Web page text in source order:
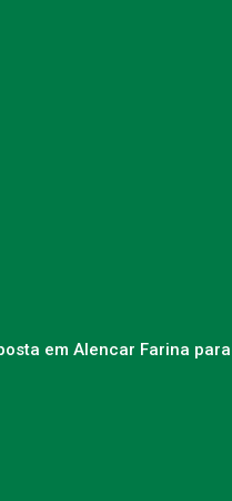
em Alencar Farina para